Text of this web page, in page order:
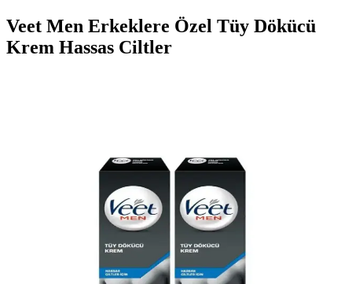
Veet Men Erkeklere Özel Tüy Dökücü
Krem Hassas Ciltler